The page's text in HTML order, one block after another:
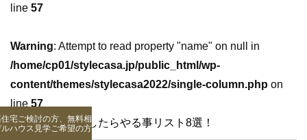
line 57
Warning: Attempt to read property "name" on null in
/home/cp01/stylecasa.jp/public_html/wp-
content/themes/stylecasa2022/single-column.php on
line 57
【必見】引っ越したらやる事リスト8選！
宅ご検討の方、無料相談
ハウス見学ご希望の方はこちら